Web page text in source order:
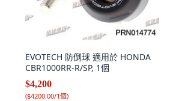
EVOTECH 防倒球 適用於 HONDA
CBR1000RR-R/SP, 1個
$4,200
($4200.00/1個)